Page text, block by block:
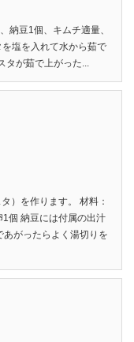
納豆1個、キムチ適量、
塩を入れて水から茹で
が茹で上がった...
）を作ります。 材料：
個 納豆には付属の出汁
がったらよく湯切りを